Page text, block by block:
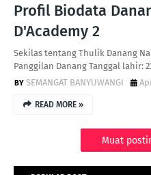
Profil Biodata
D'Academy 2
Sekilas tentang Thulik Danang
Panggilan Danang Tanggal lahir:
SEMANGAT BANYUWANGI
READ MORE »
Muat